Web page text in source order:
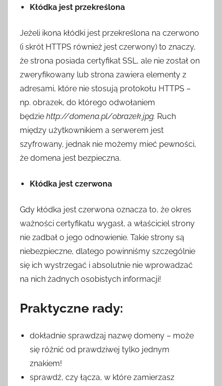
Kłódka jest przekreślona
Jeżeli ikona kłódki jest przekreślona na czerwono
(i skrót HTTPS również jest czerwony) to znaczy,
że strona posiada certyfikat SSL, ale nie został on
zweryfikowany lub strona zawiera elementy z
adresami, które nie stosują protokołu HTTPS –
np. obrazek, do którego odwołaniem
będzie http://domena.pl/obrazek.jpg. Ruch
między użytkownikiem a serwerem jest
szyfrowany, jednak nie możemy mieć pewności,
że domena jest bezpieczna.
Kłódka jest czerwona
Gdy kłódka jest czerwona oznacza to, że okres
ważności certyfikatu wygasł, a właściciel strony
nie zadbał o jego odnowienie. Takie strony są
niebezpieczne, dlatego powinniśmy szczególnie
się ich wystrzegać i absolutnie nie wprowadzać
na nich żadnych osobistych informacji!
Praktyczne rady:
dokładnie sprawdzaj nazwę domeny – może
się różnić od prawdziwej tylko jednym
znakiem!
sprawdź, czy łącza, w które zamierzasz